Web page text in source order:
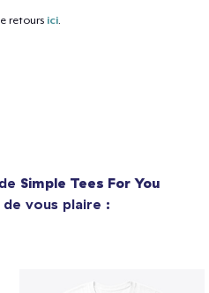
retours ici
Simple Tees For You
vous plaire :